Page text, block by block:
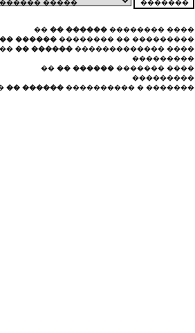
�� �� �������������� ����
�� �������������� �� ���������
�� �� ������������������� ����
���������
�� �� ������������� ����
���������
�� ���������������� � �������